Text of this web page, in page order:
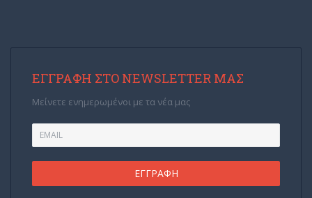
ΕΓΓΡΑΦΉ ΣΤΟ NEWSLETTER ΜΑΣ
Μείνετε ενημερωμένοι με τα νέα μας